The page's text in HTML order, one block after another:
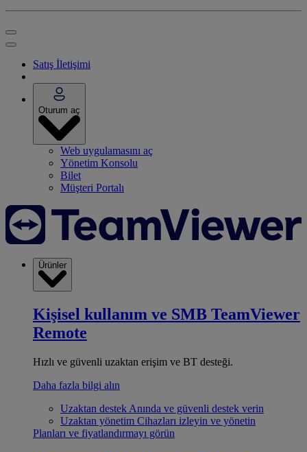
Satış İletişimi
Oturum aç
Web uygulamasını aç
Yönetim Konsolu
Bilet
Müşteri Portalı
Ürünler
Kişisel kullanım ve SMB TeamViewer
Remote
Hızlı ve güvenli uzaktan erişim ve BT desteği.
Daha fazla bilgi alın
Uzaktan destek Anında ve güvenli destek verin
Uzaktan yönetim Cihazları izleyin ve yönetin
Planları ve fiyatlandırmayı görün